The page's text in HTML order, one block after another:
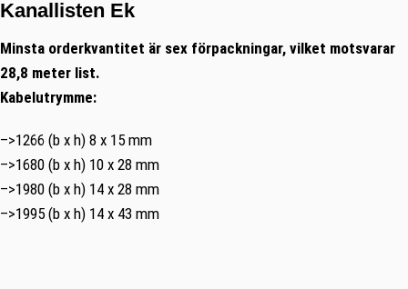
Kanallisten Ek
Minsta orderkvantitet är sex förpackningar, vilket motsvarar
28,8 meter list.
Kabelutrymme:
–>1266 (b x h) 8 x 15 mm
–>1680 (b x h) 10 x 28 mm
–>1980 (b x h) 14 x 28 mm
–>1995 (b x h) 14 x 43 mm